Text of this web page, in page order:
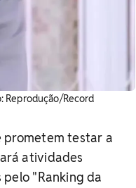
Reprodução/Record
prometem testar a
atividades
"Ranking da